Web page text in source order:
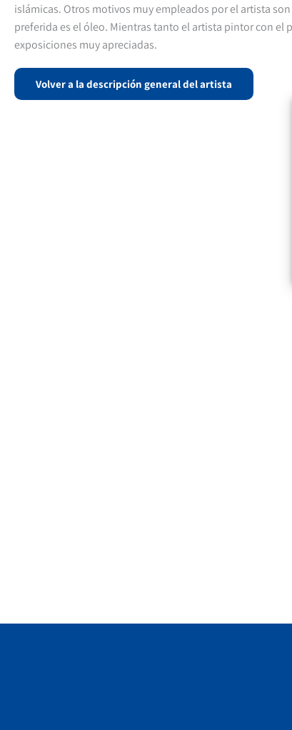
islámicas. Otros motivos muy empleados por el artista
preferida es el óleo. Mientras tanto el artista pintor con el
exposiciones muy apreciadas.
Volver a la descripción general del artista